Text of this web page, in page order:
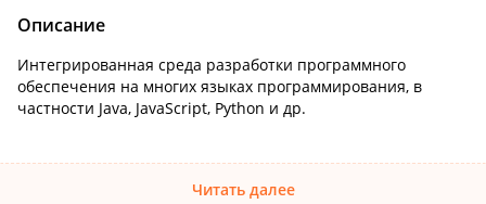
Описание
Интегрированная cреда разработки программного
обеспечения на многих языках программирования, в
частности Java, JavaScript, Python и др.
Читать далее